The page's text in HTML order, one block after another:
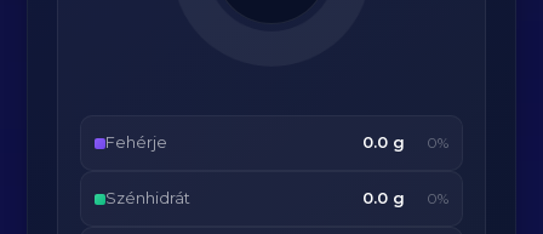
Fehérje 0.0 g 0%
Szénhidrát 0.0 g 0%